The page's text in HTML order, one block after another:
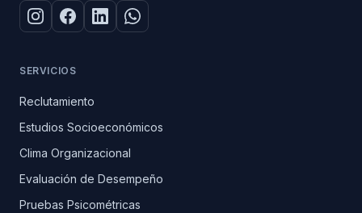
SERVICIOS
Reclutamiento
Estudios Socioeconómicos
Clima Organizacional
Evaluación de Desempeño
Pruebas Psicométricas